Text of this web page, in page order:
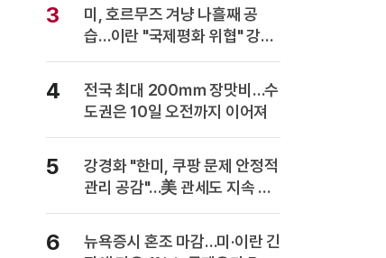
3
미, 호르무즈 겨냥 나흘째 공
습…이란 "국제평화 위협" 강력
반발
4
전국 최대 200㎜ 장맛비…수
도권은 10일 오전까지 이어져
5
강경화 "한미, 쿠팡 문제 안정적
관리 공감"…美 관세도 지속 협
의
6
뉴욕증시 혼조 마감…미·이란 긴